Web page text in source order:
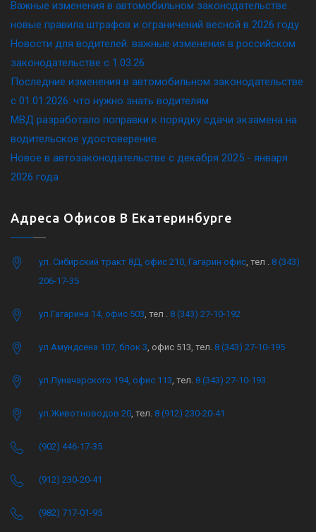
Важные изменения в автомобильном законодательстве:
новые правила штрафов и ограничений весной в 2026 году
Новости для водителей: важные изменения в российском
законодательстве c 1.03.26
Последние изменения в автомобильном законодательстве
c 01.01.2026: что нужно знать водителям
МВД разработало поправки к порядку сдачи экзамена на
водительское удостоверение
Новое в автозаконодательстве с декабря 2025 - января
2026 года
Адреса Офисов В Екатеринбурге
ул. Сибирский тракт 8Д, офис 210, Гагарин офис, тел . 8 (343)
206-17-35
ул.Гагарина 14, офис 503, тел . 8 (343) 27-10-192
ул.Амундсена 107, блок 3, офис 513, тел. 8 (343) 27-10-195
ул.Луначарского 194, офис 113, тел. 8 (343) 27-10-193
ул.Животноводов 20, тел. 8 (912) 230-20-41
(902) 446-17-35
(912) 230-20-41
(982) 717-01-95